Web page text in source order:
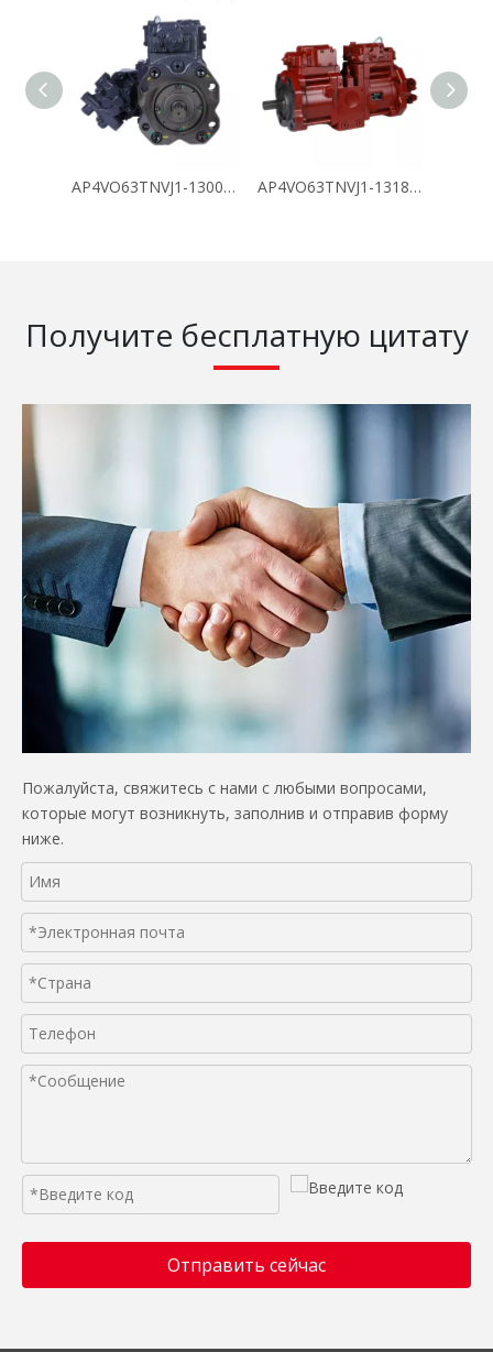
AP4VO63TNVJ1-130096 AP4VO63TNVJ1-131883
Получите бесплатную цитату
Пожалуйста, свяжитесь с нами с любыми вопросами,
которые могут возникнуть, заполнив и отправив форму
ниже.
Отправить сейчас